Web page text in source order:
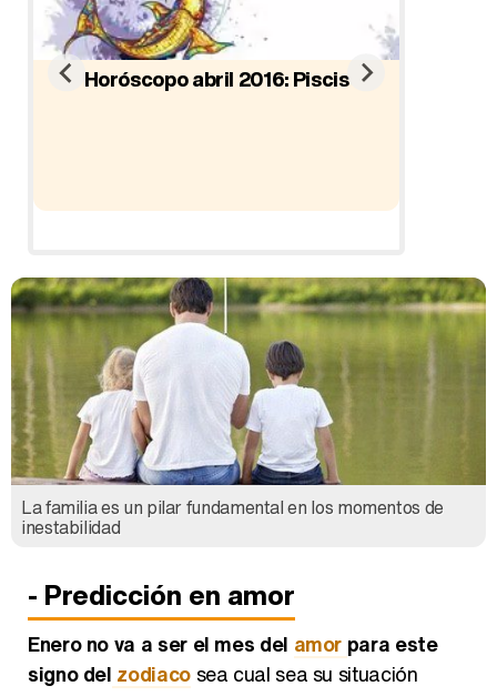
Horóscopo abril 2016: Piscis
La familia es un pilar fundamental en los momentos de
inestabilidad
- Predicción en amor
Enero no va a ser el mes del amor para este
signo del zodiacosea cual sea su situación